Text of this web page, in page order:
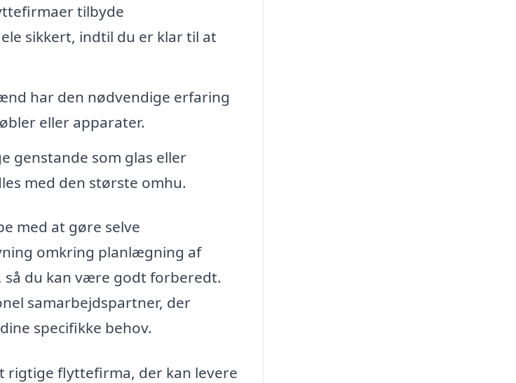
tilbyde
sikkert, indtil du er klar til at
har den nødvendige erfaring
eller apparater.
genstande som glas eller
med den største omhu.
med at gøre selve
omkring planlægning af
du kan være godt forberedt.
samarbejdspartner, der
specifikke behov.
flyttefirma, der kan levere